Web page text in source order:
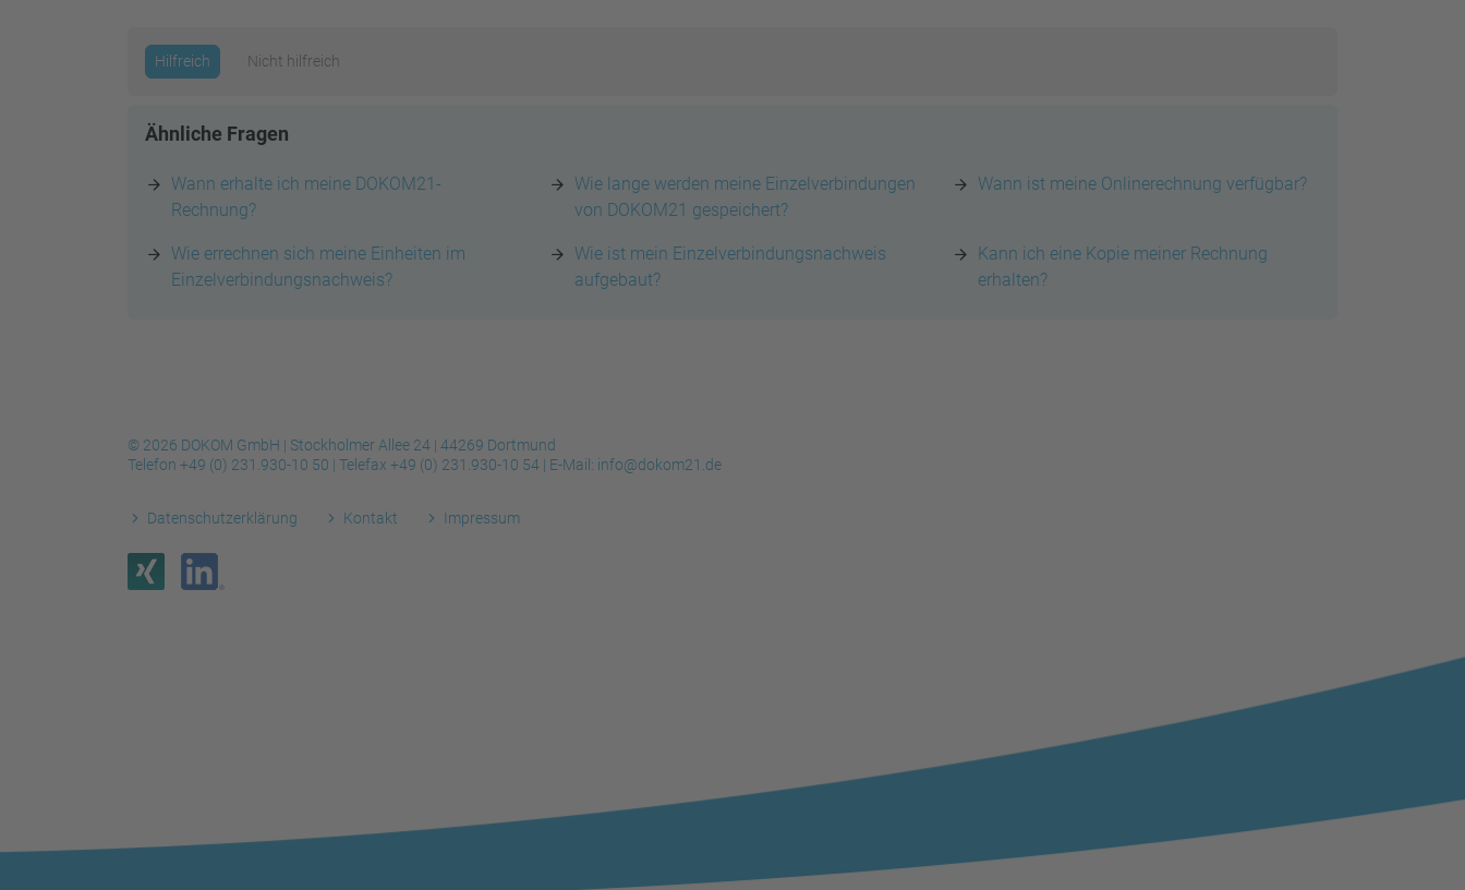
Hilfreich Nicht hilfreich
Ähnliche Fragen
Wann erhalte ich meine DOKOM21-
Rechnung?
Wie lange werden meine Einzelverbindungen
von DOKOM21 gespeichert?
Wann ist meine Onlinerechnung verfügbar?
Wie errechnen sich meine Einheiten im
Einzelverbindungsnachweis?
Wie ist mein Einzelverbindungsnachweis
aufgebaut?
Kann ich eine Kopie meiner Rechnung
erhalten?
© 2026 DOKOM GmbH | Stockholmer Allee 24 | 44269 Dortmund
Telefon +49 (0) 231.930-10 50 | Telefax +49 (0) 231.930-10 54 | E-Mail: info@dokom21.de
Datenschutzerklärung Kontakt Impressum